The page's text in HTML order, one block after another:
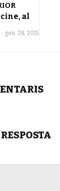
al
- gen. 28, 2015